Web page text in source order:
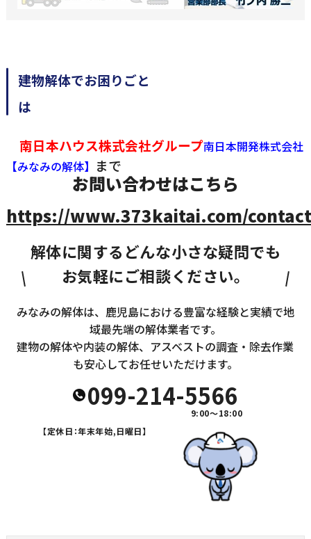
建物解体でお困りごと
南日本ハウス株式会社グループ南日本開発株式会社
【みなみの解体】 まで
お問い合わせはこちら
https://www.373kaitai.com/
解体に関するどんな小さな疑問でも
お気軽にご相談ください。
みなみの解体は、鹿児島における豊富な経験と実績で地
域最先端の解体業者です。
建物の解体や内装の解体、アスベストの調査・除去作業
も安心してお任せいただけます。
099-214-5566
9:00～18:00
【定休日：年末年始,日曜日】